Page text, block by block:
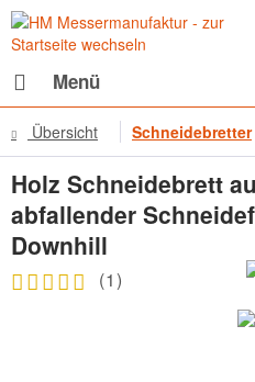
Menü
Übersicht Schneidebretter
Holz Schneidebrett
abfallender
Downhill
(1)